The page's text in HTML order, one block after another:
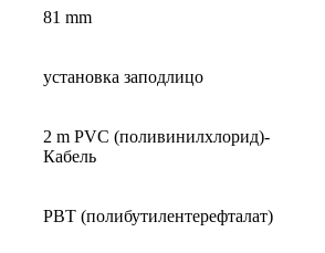
81 mm
установка заподлицо
2 m PVC (поливинилхлорид)-
Кабель
PBT (полибутилентерефталат)